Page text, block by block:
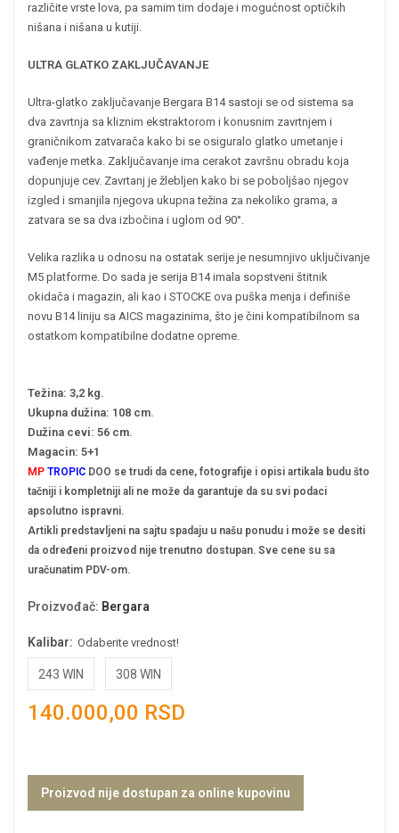
različite vrste lova, pa samim tim dodaje i mogućnost optičkih
nišana i nišana u kutiji.
ULTRA GLATKO ZAKLJUČAVANJE
Ultra-glatko zaključavanje Bergara B14 sastoji se od sistema sa
dva zavrtnja sa kliznim ekstraktorom i konusnim zavrtnjem i
graničnikom zatvarača kako bi se osiguralo glatko umetanje i
vađenje metka. Zaključavanje ima cerakot završnu obradu koja
dopunjuje cev. Zavrtanj je žlebljen kako bi se poboljšao njegov
izgled i smanjila njegova ukupna težina za nekoliko grama, a
zatvara se sa dva izbočina i uglom od 90°.
Velika razlika u odnosu na ostatak serije je nesumnjivo uključivanje
M5 platforme. Do sada je serija B14 imala sopstveni štitnik
okidača i magazin, ali kao i STOCKE ova puška menja i definiše
novu B14 liniju sa AICS magazinima, što je čini kompatibilnom sa
ostatkom kompatibilne dodatne opreme.
Težina: 3,2 kg.
Ukupna dužina: 108 cm.
Dužina cevi: 56 cm.
Magacin: 5+1
MP TROPIC DOO se trudi da cene, fotografije i opisi artikala budu što
tačniji i kompletniji ali ne može da garantuje da su svi podaci
apsolutno ispravni.
Artikli predstavljeni na sajtu spadaju u našu ponudu i može se desiti
da određeni proizvod nije trenutno dostupan. Sve cene su sa
uračunatim PDV-om.
Proizvođač: Bergara
Kalibar: Odaberite vrednost!
243 WIN 308 WIN
140.000,00 RSD
Proizvod nije dostupan za online kupovinu